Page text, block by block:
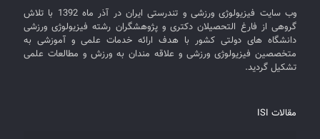
وب سایت فیزیولوژی ورزشی و تندرستی ایران در آذر ماه 1392 با تلاش
گروهی از فارغ التحصیلان دکتری و پژوهشگران رشته فیزیولوژی ورزشی
دانشگاه های دولتی کشور با هدف ارائه خدمات علمی و آموزشی به
متخصصین فیزیولوژی ورزشی و علاقه مندان به ورزش و مطالعات علمی
تشکیل گردید.
مقالات ISI